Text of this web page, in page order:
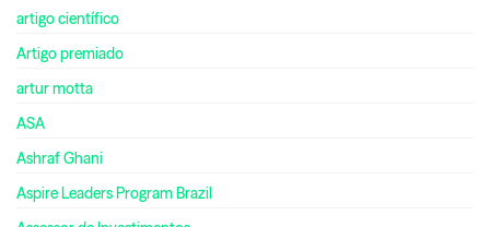
artigo científico
Artigo premiado
artur motta
ASA
Ashraf Ghani
Aspire Leaders Program Brazil